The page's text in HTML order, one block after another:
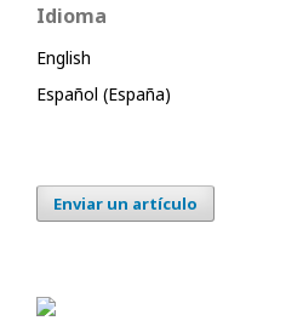
Idioma
English
Español (España)
Enviar un artículo